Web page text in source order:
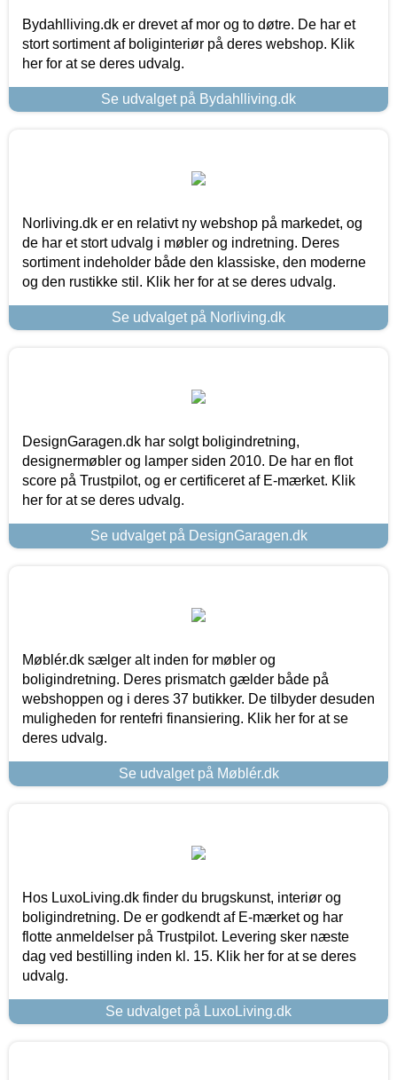
Bydahlliving.dk er drevet af mor og to døtre. De har et
stort sortiment af boliginteriør på deres webshop. Klik
her for at se deres udvalg.
Se udvalget på Bydahlliving.dk
Norliving.dk er en relativt ny webshop på markedet, og
de har et stort udvalg i møbler og indretning. Deres
sortiment indeholder både den klassiske, den moderne
og den rustikke stil. Klik her for at se deres udvalg.
Se udvalget på Norliving.dk
DesignGaragen.dk har solgt boligindretning,
designermøbler og lamper siden 2010. De har en flot
score på Trustpilot, og er certificeret af E-mærket. Klik
her for at se deres udvalg.
Se udvalget på DesignGaragen.dk
Møblér.dk sælger alt inden for møbler og
boligindretning. Deres prismatch gælder både på
webshoppen og i deres 37 butikker. De tilbyder desuden
muligheden for rentefri finansiering. Klik her for at se
deres udvalg.
Se udvalget på Møblér.dk
Hos LuxoLiving.dk finder du brugskunst, interiør og
boligindretning. De er godkendt af E-mærket og har
flotte anmeldelser på Trustpilot. Levering sker næste
dag ved bestilling inden kl. 15. Klik her for at se deres
udvalg.
Se udvalget på LuxoLiving.dk